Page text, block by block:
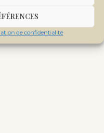
de confidentialité